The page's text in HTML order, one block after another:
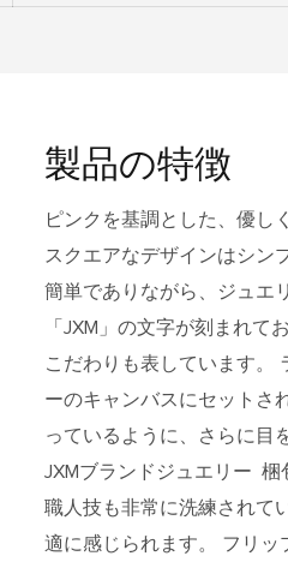
製品の特徴
ピンクを基調とした、優し
スクエアなデザインはシン
簡単でありながら、ジュエ
「JXM」の文字が刻まれ
こだわりも表しています。
ーのキャンバスにセットさ
っているように、さらに目
JXMブランドジュエリー 梱
職人技も非常に洗練されて
適に感じられます。 フリッ